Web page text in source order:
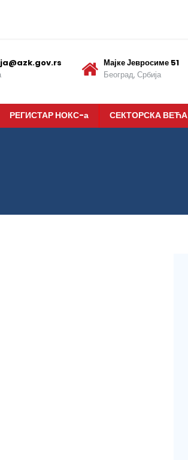
Мајке Јевросиме 51
Београд, Србија
РЕГИСТАР НОКС-а СЕКТОРСКА ВЕЋА